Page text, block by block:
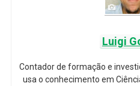
Luigi
Contador de formação e
usa o conhecimento em